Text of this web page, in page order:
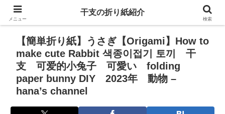
【簡単折り紙】うさぎ【Origami】How to
make cute Rabbit 색종이접기 토끼 干
支 可爱的小兔子 可愛い folding
paper bunny DIY 2023年 動物 –
hana’s channel
メニュー
干支の折り紙紹介
検索